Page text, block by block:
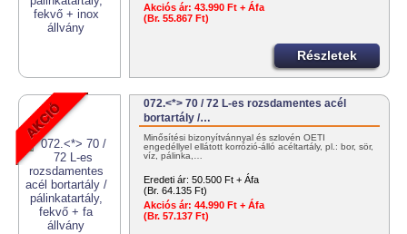
Akciós ár: 43.990 Ft + Áfa
(Br. 55.867 Ft)
Részletek
072.<*> 70 / 72 L-es rozsdamentes acél
bortartály /…
Minősítési bizonyítvánnyal és szlovén OÉTI
engedéllyel ellátott korrózió-álló acéltartály, pl.: bor, sör,
víz, pálinka,…
Eredeti ár: 50.500 Ft + Áfa
(Br. 64.135 Ft)
Akciós ár: 44.990 Ft + Áfa
(Br. 57.137 Ft)